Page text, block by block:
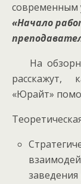
современным
«Начало
На
расскажут,
«Юрайт»
заведения